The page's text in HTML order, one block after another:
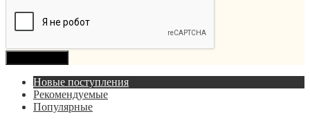
Новые поступления
Рекомендуемые
Популярные